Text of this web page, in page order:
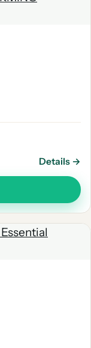
Details →